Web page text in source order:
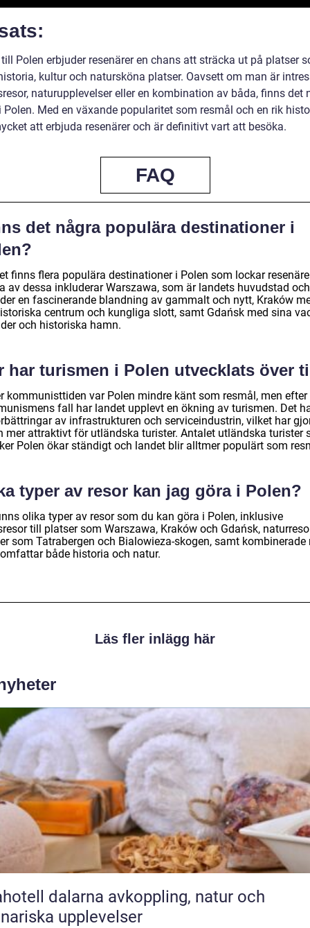
Polen erbjuder resenärer en chans att sträcka ut på platser
kultur och natursköna platser. Oavsett om man är
naturupplevelser eller en kombination av båda, finns det
Med en växande popularitet som resmål och en rik
att erbjuda resenärer och är definitivt vart att besöka.
FAQ
det några populära destinationer i
finns flera populära destinationer i Polen som lockar
av dessa inkluderar Warszawa, som är landets huvudstad och
en fascinerande blandning av gammalt och nytt, Kraków
centrum och kungliga slott, samt Gdańsk med sina
och historiska hamn.
har turismen i Polen utvecklats över
kommunisttiden var Polen mindre känt som resmål, men efter
fall har landet upplevt en ökning av turismen. Det
av infrastrukturen och serviceindustrin, vilket har
mer attraktivt för utländska turister. Antalet utländska turister
Polen ökar ständigt och landet blir alltmer populärt som
typer av resor kan jag göra i Polen?
olika typer av resor som du kan göra i Polen, inklusive
till platser som Warszawa, Kraków och Gdańsk,
som Tatrabergen och Bialowieza-skogen, samt kombinerade
både historia och natur.
Läs fler inlägg här
dalarna avkoppling, natur och
upplevelser